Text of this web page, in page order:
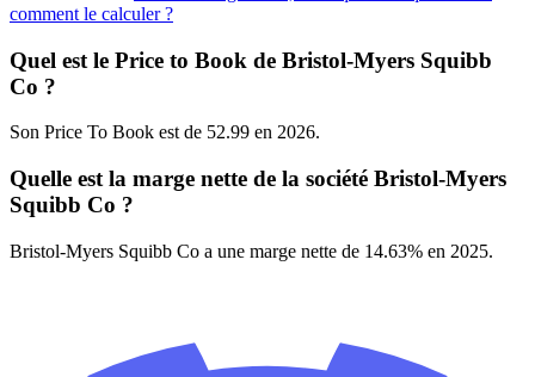
comment le calculer ?
Quel est le Price to Book de Bristol-Myers Squibb
Co ?
Son Price To Book est de 52.99 en 2026.
Quelle est la marge nette de la société Bristol-Myers
Squibb Co ?
Bristol-Myers Squibb Co a une marge nette de 14.63% en 2025.